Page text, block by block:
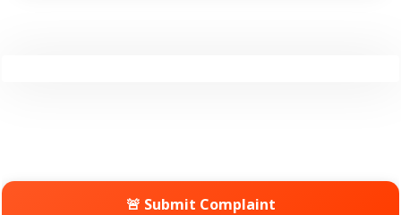
🚨 Submit Complaint